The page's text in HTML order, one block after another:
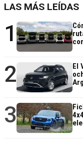
LAS MÁS LEÍDAS
1
2
El
3